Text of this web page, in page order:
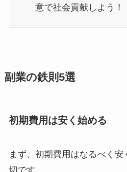
意で社会貢献しよう！
副業の鉄則5選
初期費用は安く始める
まず、初期費用はなるべく